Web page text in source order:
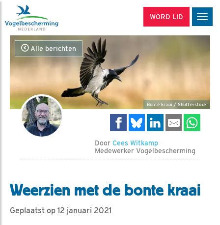
WORD LID
Alle berichten
Bonte kraai / Shutterstock
Door Cees Witkamp
Medewerker Vogelbescherming
Weerzien met de bonte kraai
Geplaatst op 12 januari 2021